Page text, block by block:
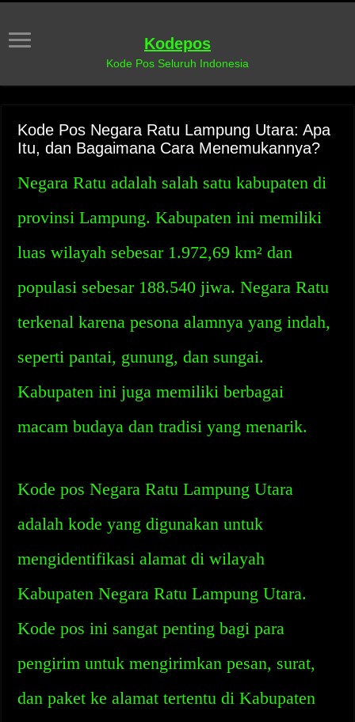
Kodepos
Kode Pos Seluruh Indonesia
Kode Pos Negara Ratu Lampung Utara: Apa
Itu, dan Bagaimana Cara Menemukannya?
Negara Ratu adalah salah satu kabupaten di
provinsi Lampung. Kabupaten ini memiliki
luas wilayah sebesar 1.972,69 km² dan
populasi sebesar 188.540 jiwa. Negara Ratu
terkenal karena pesona alamnya yang indah,
seperti pantai, gunung, dan sungai.
Kabupaten ini juga memiliki berbagai
macam budaya dan tradisi yang menarik.
Kode pos Negara Ratu Lampung Utara
adalah kode yang digunakan untuk
mengidentifikasi alamat di wilayah
Kabupaten Negara Ratu Lampung Utara.
Kode pos ini sangat penting bagi para
pengirim untuk mengirimkan pesan, surat,
dan paket ke alamat tertentu di Kabupaten